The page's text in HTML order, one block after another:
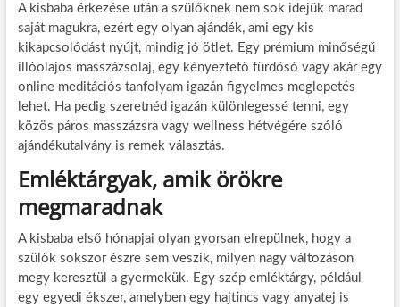
A kisbaba érkezése után a szülőknek nem sok idejük marad
saját magukra, ezért egy olyan ajándék, ami egy kis
kikapcsolódást nyújt, mindig jó ötlet. Egy prémium minőségű
illóolajos masszázsolaj, egy kényeztető fürdősó vagy akár egy
online meditációs tanfolyam igazán figyelmes meglepetés
lehet. Ha pedig szeretnéd igazán különlegessé tenni, egy
közös páros masszázsra vagy wellness hétvégére szóló
ajándékutalvány is remek választás.
Emléktárgyak, amik örökre
megmaradnak
A kisbaba első hónapjai olyan gyorsan elrepülnek, hogy a
szülők sokszor észre sem veszik, milyen nagy változáson
megy keresztül a gyermekük. Egy szép emléktárgy, például
egy egyedi ékszer, amelyben egy hajtincs vagy anyatej is